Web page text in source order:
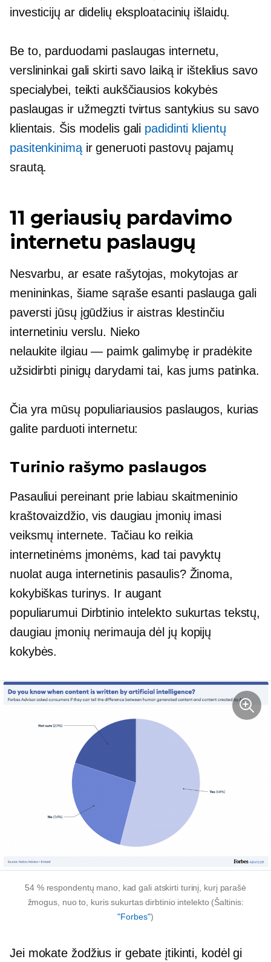
investicijų ar didelių eksploatacinių išlaidų.
Be to, parduodami paslaugas internetu,
verslininkai gali skirti savo laiką ir išteklius savo
specialybei, teikti aukščiausios kokybės
paslaugas ir užmegzti tvirtus santykius su savo
klientais. Šis modelis gali padidinti klientų
pasitenkinimąir generuoti pastovų pajamų
srautą.
11 geriausių pardavimo
internetu paslaugų
Nesvarbu, ar esate rašytojas, mokytojas ar
menininkas, šiame sąraše esanti paslauga gali
paversti jūsų įgūdžius ir aistras klestinčiu
internetiniu verslu. Nieko
nelaukite ilgiau — paimkgalimybę ir pradėkite
užsidirbti pinigų darydami tai, kas jums patinka.
Čia yra mūsų populiariausios paslaugos, kurias
galite parduoti internetu:
Turinio rašymo paslaugos
Pasauliui pereinant prie labiau skaitmeninio
kraštovaizdžio, vis daugiau įmonių imasi
veiksmų internete. Tačiau ko reikia
internetinėms įmonėms, kad tai pavyktų
nuolat augainternetinis pasaulis? Žinoma,
kokybiškas turinys. Ir augant
populiarumui Dirbtinio intelekto sukurtastekstų,
daugiau įmonių nerimauja dėl jų kopijų
kokybės.
54 % respondentų mano, kad gali atskirti turinį, kurį parašė
žmogus, nuo to, kuris sukurtas dirbtinio intelekto (Šaltinis:
"Forbes")
Jei mokate žodžius ir gebate įtikinti, kodėl gi